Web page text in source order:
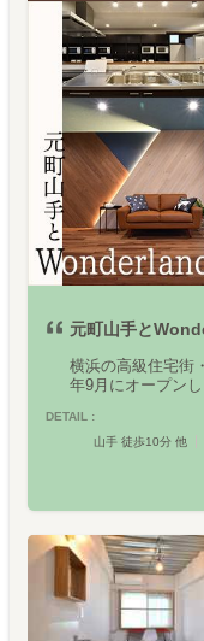
元町山手と
横浜の高級住宅街
年9月にオープンし
DETAIL :
山手 徒歩10分 他